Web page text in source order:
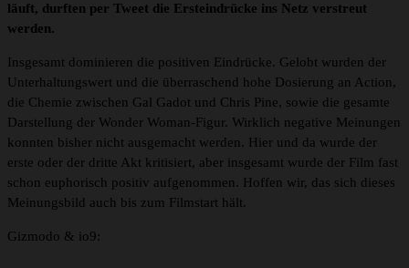
läuft, durften per Tweet die Ersteindrücke ins Netz verstreut
werden.
Insgesamt dominieren die positiven Eindrücke. Gelobt wurden der
Unterhaltungswert und die überraschend hohe Dosierung an Action,
die Chemie zwischen Gal Gadot und Chris Pine, sowie die gesamte
Darstellung der Wonder Woman-Figur. Wirklich negative Meinungen
konnten bisher nicht ausgemacht werden. Hier und da wurde der
erste oder der dritte Akt kritisiert, aber insgesamt wurde der Film fast
schon euphorisch positiv aufgenommen. Hoffen wir, das sich dieses
Meinungsbild auch bis zum Filmstart hält.
Gizmodo & io9: